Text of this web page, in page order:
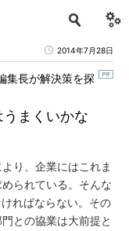
2014年7月28日
まくいかな
集長が解決策を探
り、企業にはこれま
られている。そんな
ればならない。その
との協業は大前提と